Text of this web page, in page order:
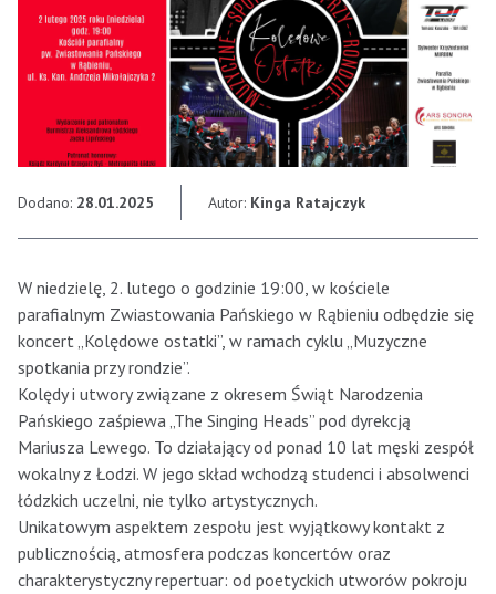
Dodano: 28.01.2025 Autor: Kinga Ratajczyk
W niedzielę, 2. lutego o godzinie 19:00, w kościele
parafialnym Zwiastowania Pańskiego w Rąbieniu odbędzie się
koncert „Kolędowe ostatki”, w ramach cyklu „Muzyczne
spotkania przy rondzie”.
Kolędy i utwory związane z okresem Świąt Narodzenia
Pańskiego zaśpiewa „The Singing Heads” pod dyrekcją
Mariusza Lewego. To działający od ponad 10 lat męski zespół
wokalny z Łodzi. W jego skład wchodzą studenci i absolwenci
łódzkich uczelni, nie tylko artystycznych.
Unikatowym aspektem zespołu jest wyjątkowy kontakt z
publicznością, atmosfera podczas koncertów oraz
charakterystyczny repertuar: od poetyckich utworów pokroju